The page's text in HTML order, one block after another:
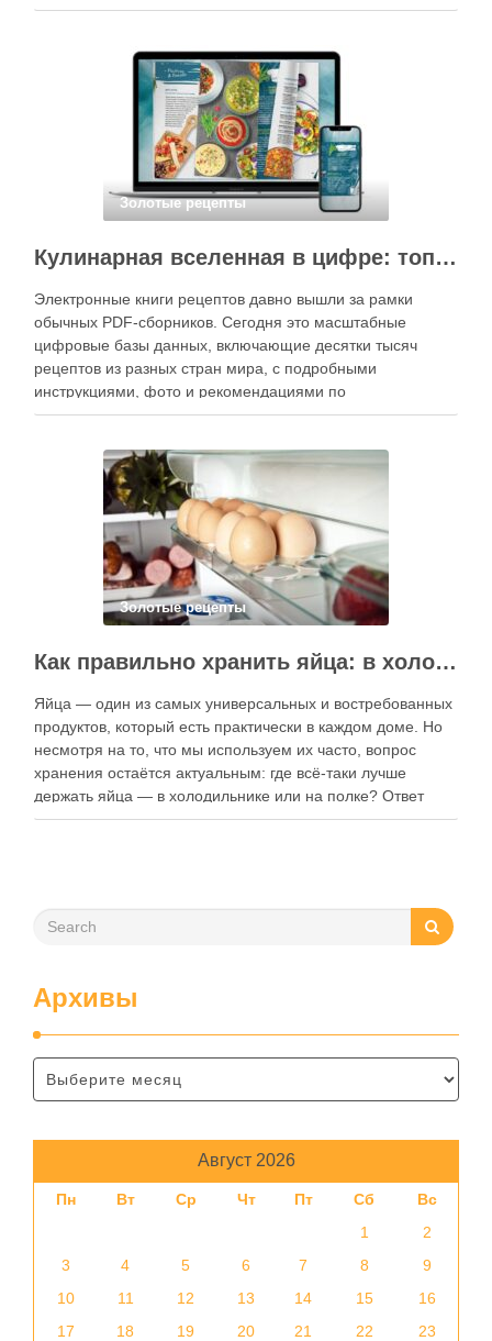
специального оборудования, однако на практике сделать
кухне. Главное — …
Золотые рецепты
Кулинарная вселенная в цифре: топ-3 самых больших электронных книг рецептов
Электронные книги рецептов давно вышли за рамки
обычных PDF-сборников. Сегодня это масштабные
цифровые базы данных, включающие десятки тысяч
рецептов из разных стран мира, с подробными
инструкциями, фото и рекомендациями по
приготовлению. В отличие от печатных изданий,
контент, расширять коллекции блюд и добавлять новые
функции. Ниже …
Золотые рецепты
Как правильно хранить яйца: в холодильнике или на полке?
Яйца — один из самых универсальных и востребованных
продуктов, который есть практически в каждом доме. Но
несмотря на то, что мы используем их часто, вопрос
хранения остаётся актуальным: где всё-таки лучше
держать яйца — в холодильнике или на полке? Ответ
зависит от нескольких факторов, включая температуру
Архивы
Август 2026
Пн Вт Ср Чт Пт Сб
Вс
1
2
3
4 5 6 7 8
9
10
11 12 13 14 15
16
17
18 19 20 21 22
23